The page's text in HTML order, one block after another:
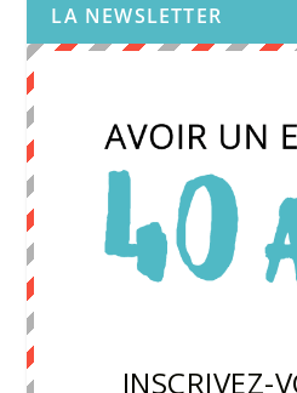
LA NEWSLETTER
INSCRIVEZ-